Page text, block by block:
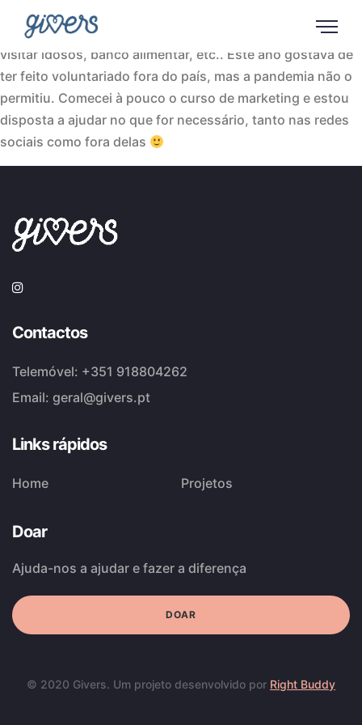
Sou a Sara, tenho 20 anos, fui escuteira durante 10 anos e
ao longo desse tempo fiz pequenos voluntariados, como
visitar idosos, banco alimentar, etc.. Este ano gostava de
ter feito voluntariado fora do país, mas a pandemia não o
permitiu. Comecei à pouco o curso de marketing e estou
disposta a ajudar no que for necessário, tanto nas redes
sociais como fora delas
Contactos
Telemóvel: +351 918804262
Email: geral@givers.pt
Links rápidos
Home Projetos
Doar
Ajuda-nos a ajudar e fazer a diferença
DOAR
© 2020 Givers. Um projeto desenvolvido por Right Buddy